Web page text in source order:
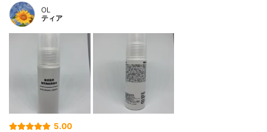
OL
ティア
5.00